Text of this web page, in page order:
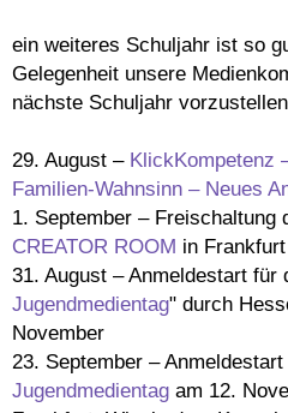
ein weiteres Schuljahr ist so
Gelegenheit unsere
nächste Schuljahr
29. August – KlickKompetenz
Familien-Wahnsinn – Neues
1. September – Freischaltung
CREATOR ROOM in
31. August – Anmeldestart für
Jugendmedientag" durch
November
23. September –
Jugendmedientag am 12.